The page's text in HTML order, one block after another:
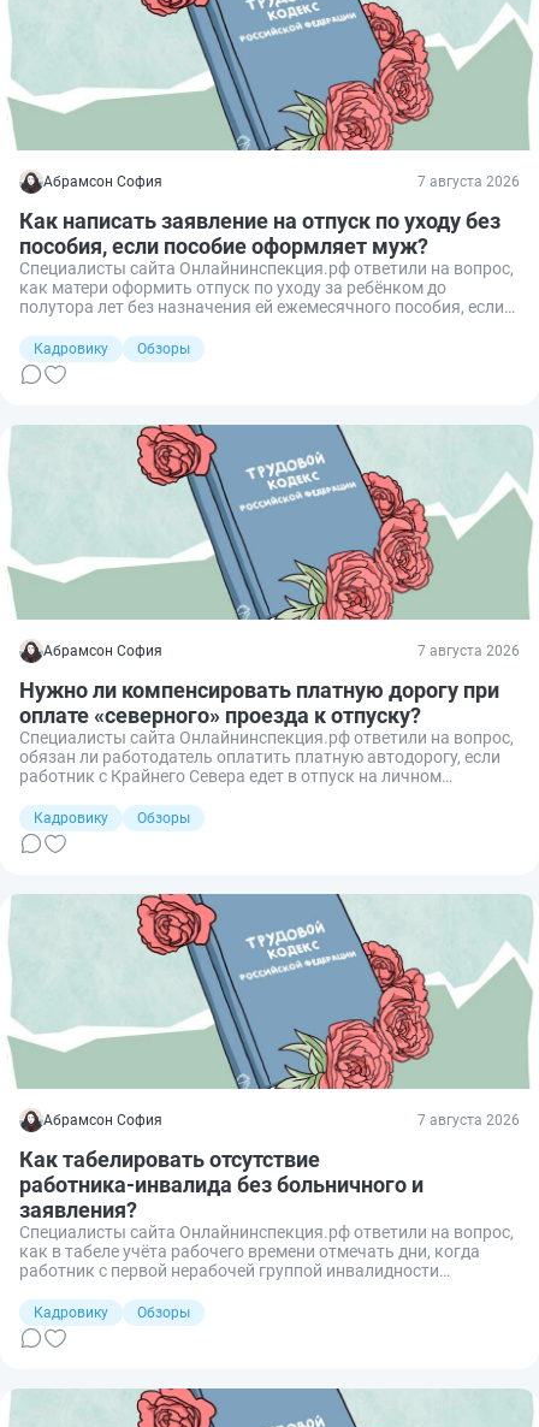
Абрамсон София 7 августа 2026
Как написать заявление на отпуск по уходу без
пособия, если пособие оформляет муж?
Специалисты сайта Онлайнинспекция.рф ответили на вопрос,
как матери оформить отпуск по уходу за ребёнком до
полутора лет без назначения ей ежемесячного пособия, если
Кадровику Обзоры
Абрамсон София 7 августа 2026
Нужно ли компенсировать платную дорогу при
оплате «северного» проезда к отпуску?
Специалисты сайта Онлайнинспекция.рф ответили на вопрос,
обязан ли работодатель оплатить платную автодорогу, если
работник с Крайнего Севера едет в отпуск на личном
Кадровику Обзоры
Абрамсон София 7 августа 2026
Как табелировать отсутствие
работника‑инвалида без больничного и
заявления?
Специалисты сайта Онлайнинспекция.рф ответили на вопрос,
как в табеле учёта рабочего времени отмечать дни, когда
работник с первой нерабочей группой инвалидности
больничный лист, ни заявление на отпуск без сохранения
заработной платы.
Кадровику Обзоры